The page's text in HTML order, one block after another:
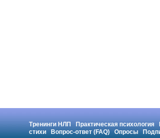
Тренинги НЛП Практическая психология
стихи
Вопрос-ответ (FAQ) Опросы